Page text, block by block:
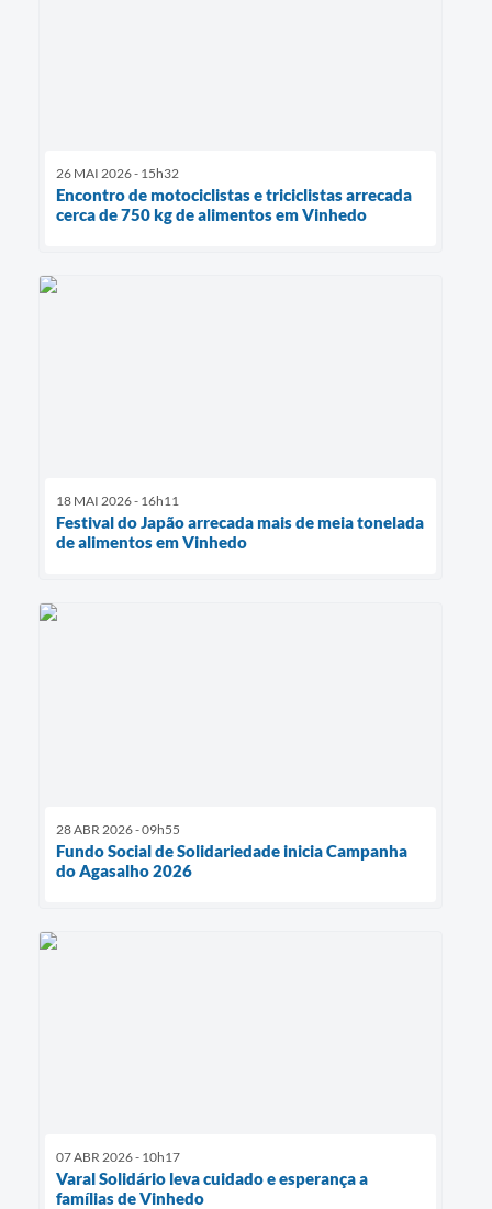
26 MAI 2026 - 15h32
Encontro de motociclistas e triciclistas arrecada
cerca de 750 kg de alimentos em Vinhedo
18 MAI 2026 - 16h11
Festival do Japão arrecada mais de meia tonelada
de alimentos em Vinhedo
28 ABR 2026 - 09h55
Fundo Social de Solidariedade inicia Campanha
do Agasalho 2026
07 ABR 2026 - 10h17
Varal Solidário leva cuidado e esperança a
famílias de Vinhedo